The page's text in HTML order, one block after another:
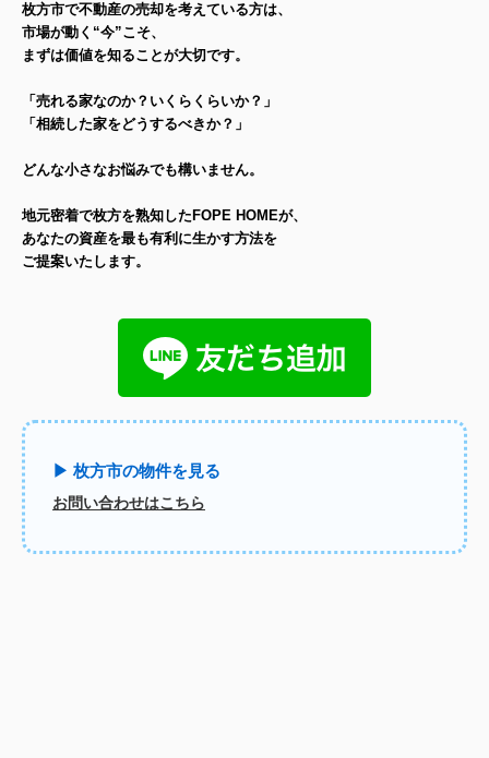
枚方市で不動産の売却を考えている方は、
市場が動く“今”こそ、
まずは価値を知ることが大切です。
「売れる家なのか？いくらくらいか？」
「相続した家をどうするべきか？」
どんな小さなお悩みでも構いません。
地元密着で枚方を熟知したFOPE HOMEが、
あなたの資産を最も有利に生かす方法を
ご提案いたします。
▶ 枚方市の物件を見る
お問い合わせはこちら